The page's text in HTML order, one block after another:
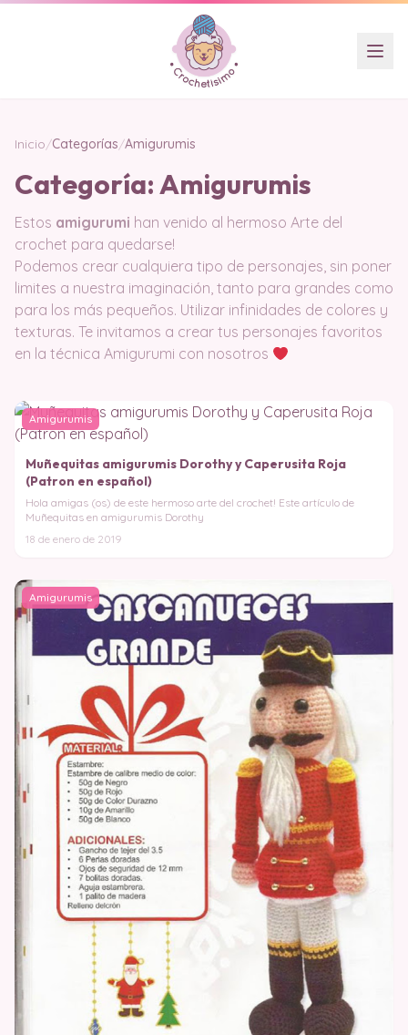
Inicio/Categorías/Amigurumis
Categoría:Amigurumis
Estos amigurumi han venido al hermoso Arte del
crochet para quedarse!
Podemos crear cualquiera tipo de personajes, sin poner
limites a nuestra imaginación, tanto para grandes como
para los más pequeños. Utilizar infinidades de colores y
texturas. Te invitamos a crear tus personajes favoritos
en la técnica Amigurumi con nosotros
Amigurumis
Muñequitas amigurumis Dorothy y Caperusita Roja
(Patron en español)
Hola amigas (os) de este hermoso arte del crochet! Este artículo de
Muñequitas en amigurumis Dorothy
18 de enero de 2019
Amigurumis